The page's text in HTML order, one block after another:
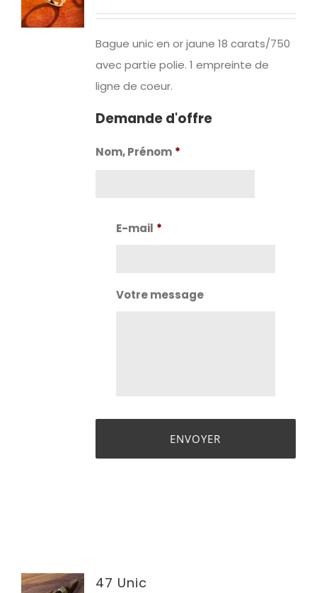
Bague unic en or jaune 18 carats/750
avec partie polie. 1 empreinte de
ligne de coeur.
Demande d'offre
Nom, Prénom *
E-mail *
Votre message
47 Unic